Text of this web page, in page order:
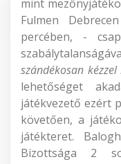
mint
Fulmen
percében, -
szándékosan
lehetőséget
játékvezető ezért
követően, a
játékteret.
Bizottsága 2